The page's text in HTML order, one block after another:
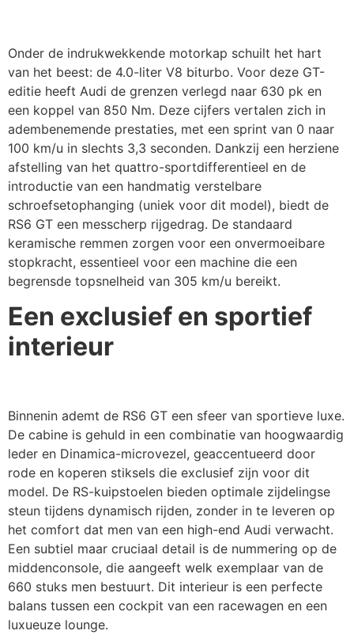
Onder de indrukwekkende motorkap schuilt het hart
van het beest: de 4.0-liter V8 biturbo. Voor deze GT-
editie heeft Audi de grenzen verlegd naar 630 pk en
een koppel van 850 Nm. Deze cijfers vertalen zich in
adembenemende prestaties, met een sprint van 0 naar
100 km/u in slechts 3,3 seconden. Dankzij een herziene
afstelling van het quattro-sportdifferentieel en de
introductie van een handmatig verstelbare
schroefsetophanging (uniek voor dit model), biedt de
RS6 GT een messcherp rijgedrag. De standaard
keramische remmen zorgen voor een onvermoeibare
stopkracht, essentieel voor een machine die een
begrensde topsnelheid van 305 km/u bereikt.
Een exclusief en sportief
interieur
Binnenin ademt de RS6 GT een sfeer van sportieve luxe.
De cabine is gehuld in een combinatie van hoogwaardig
leder en Dinamica-microvezel, geaccentueerd door
rode en koperen stiksels die exclusief zijn voor dit
model. De RS-kuipstoelen bieden optimale zijdelingse
steun tijdens dynamisch rijden, zonder in te leveren op
het comfort dat men van een high-end Audi verwacht.
Een subtiel maar cruciaal detail is de nummering op de
middenconsole, die aangeeft welk exemplaar van de
660 stuks men bestuurt. Dit interieur is een perfecte
balans tussen een cockpit van een racewagen en een
luxueuze lounge.